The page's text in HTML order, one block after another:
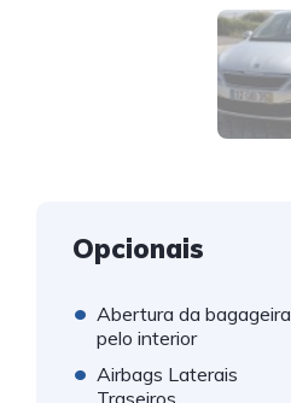
Opcionais
• Abertura da bagageira
pelo interior
• Airbags Laterais